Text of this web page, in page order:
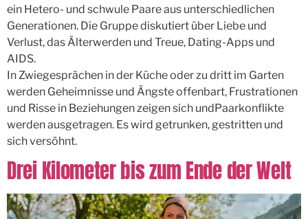
ein Hetero- und schwule Paare aus unterschiedlichen
Generationen. Die Gruppe diskutiert über Liebe und
Verlust, das Älterwerden und Treue, Dating-Apps und
AIDS.
In Zwiegesprächen in der Küche oder zu dritt im Garten
werden Geheimnisse und Ängste offenbart, Frustrationen
und Risse in Beziehungen zeigen sich undPaarkonflikte
werden ausgetragen. Es wird getrunken, gestritten und
sich versöhnt.
Drei Kilometer bis zum Ende der Welt